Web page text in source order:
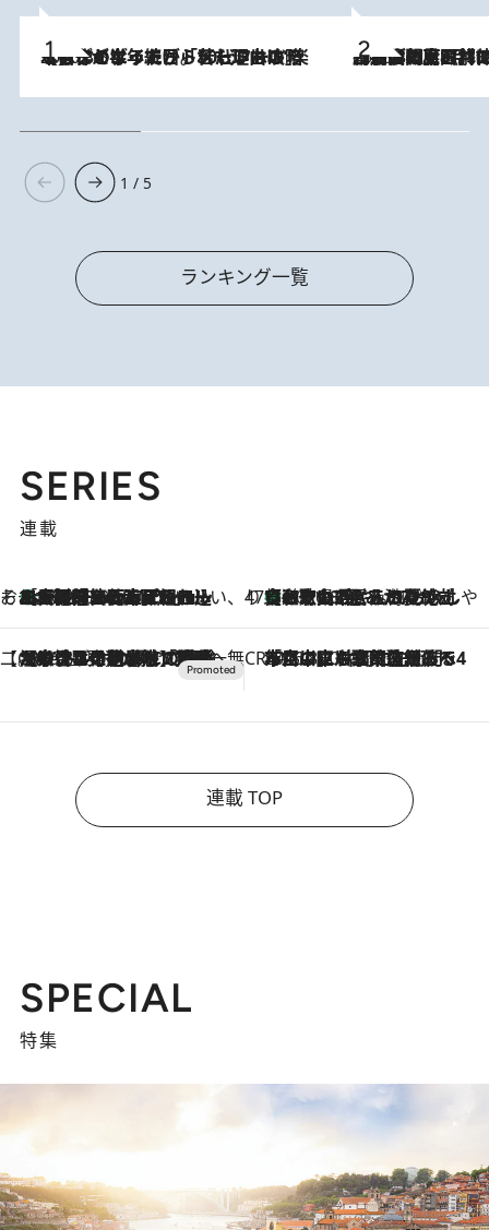
2026.8.3
【自作のダイエットノートは攻略本】ダイエットが「苦しいもの」ではなくなった日。50代フードライターが半年続けられた理由は“楽しむこと” 2026.8.8
「最後に見られてよかった」上野動物園の東園パンダ舎が解体前に特別公開。8月16日まで延長されたパネル展と共に辿る“半世紀”のパンダ飼育《解体工事の図面あり》
1 / 5
ランキング一覧
SERIES
連載
そおだよおこの関西おいしい、おやつ紀行
2026.8.9
［大阪府箕面市］一皿一皿目の前で仕上げられる、料理を巧みに組み込んだアシェットデセールコース「ミチル アシェット デセール（Michiru assiette dessert）」 47都道府県の手みやげ ひんやりスイーツで夏を満喫
2026.8.9
【和歌山県】この夏絶対食べたい 冷やしておいしいおやつ3選 みかんがごろっと丸ごと入ったジュレ
【CREA×星野リゾート】唯一無二。癒しと発見が待つ場所へ
2026.8.7
【トンボの足水浴】ヒノキの香りに包まれて涼感マックス！約13℃の湧水かけ流しを避暑地「星野温泉 トンボの湯」で体験 CREA'S CHOICE
2026.8.7
「立川にも歌舞伎があるんだよ」 片岡仁左衛門・市川中車ら豪華座組みで4年目の立川立飛歌舞伎へ
連載 TOP
SPECIAL
特集